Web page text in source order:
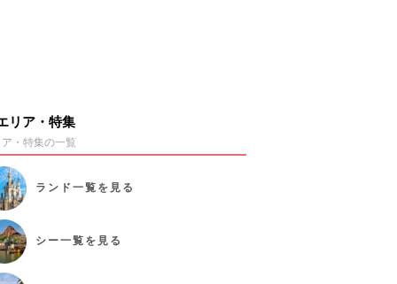
リア・特集
・特集の一覧
ランド 一覧を見る
シー一覧を見る